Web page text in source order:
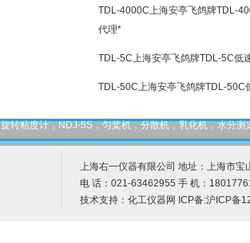
TDL-4000C上海安亭飞鸽牌TDL-
代理*
TDL-5C上海安亭飞鸽牌TDL-5C低
TDL-50C上海安亭飞鸽牌TDL-50C
旋转粘度计，NDJ-5S，匀桨机，分散机，乳化机，水分
上海右一仪器有限公司 地址：上海市宝
电 话：021-63462955 手 机：
技术支持： 化工仪器网 ICP备:沪ICP备